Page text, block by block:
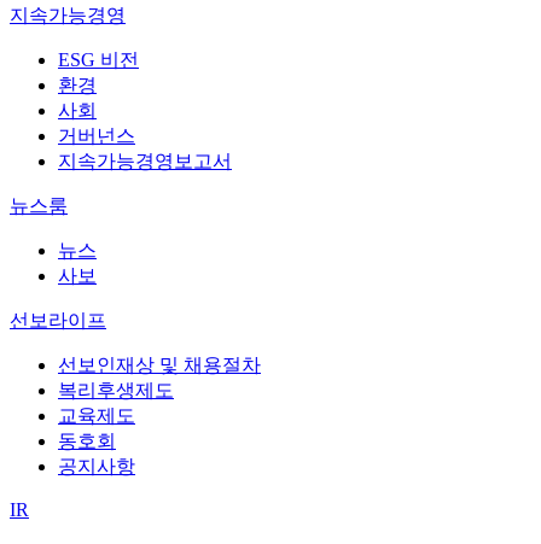
지속가능경영
ESG 비전
환경
사회
거버넌스
지속가능경영보고서
뉴스룸
뉴스
사보
선보라이프
선보인재상 및 채용절차
복리후생제도
교육제도
동호회
공지사항
IR